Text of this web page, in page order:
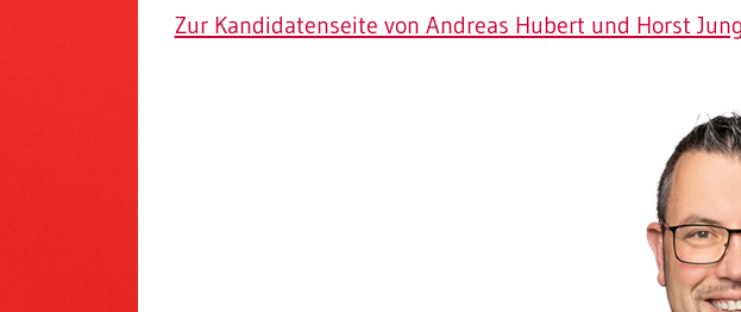
Zur Kandidatenseite von Andreas Hubert und Horst Jung